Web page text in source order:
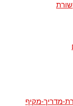
מדריך-מקיף